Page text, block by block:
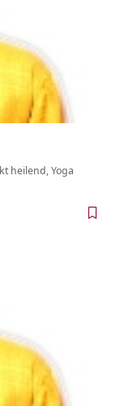
heilend, Yoga